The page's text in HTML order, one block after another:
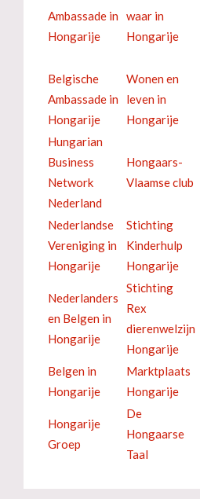
Ambassade in
Hongarije
waar in
Hongarije
Belgische
Ambassade in
Hongarije
Wonen en
leven in
Hongarije
Hungarian
Business
Network
Nederland
Hongaars-
Vlaamse club
Nederlandse
Vereniging in
Hongarije
Stichting
Kinderhulp
Hongarije
Nederlanders
en Belgen in
Hongarije
Stichting
Rex
dierenwelzijn
Hongarije
Belgen in
Hongarije
Marktplaats
Hongarije
Hongarije
Groep
De
Hongaarse
Taal